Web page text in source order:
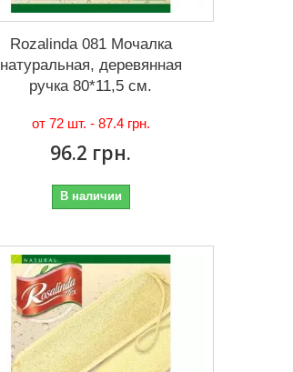
Rozalinda 081 Мочалка
натуральная, деревянная
ручка 80*11,5 см.
от 72 шт. - 87.4 грн.
96.2 грн.
В наличии